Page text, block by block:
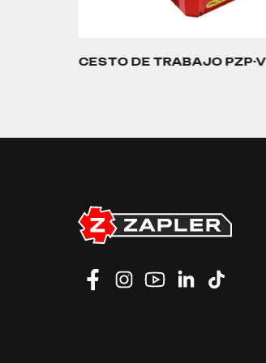
CESTO DE TRABAJO PZP-V